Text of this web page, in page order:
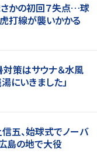
さかの初回７失点…球
線が襲いかかる
対策はサウナ＆水風
にいきました」
信五、始球式でノーバ
島の地で大役